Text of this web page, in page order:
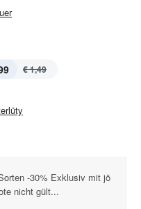
€ 1,49
-30% Exklusiv mit jö
nicht gült...